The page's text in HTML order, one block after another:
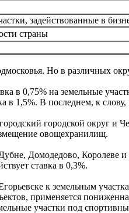
задействованные в
страны
Но в различных
в 0,75% на земельные
в 1,5%. В последнем, к
городской округ и
овощехранилищ.
Домодедово, Королеве и
ставка в 0,3%.
к земельным
применяется
участки под